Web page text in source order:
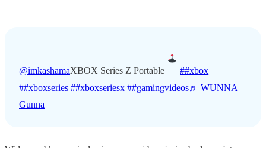
@imkashamaXBOX Series Z Portable
##xbox
##xboxseries ##xboxseriesx ##gamingvideos♬ WUNNA –
Gunna